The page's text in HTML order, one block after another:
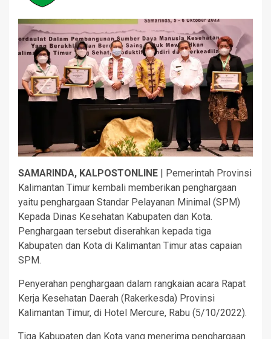
SAMARINDA, KALPOSTONLINE | Pemerintah Provinsi
Kalimantan Timur kembali memberikan penghargaan
yaitu penghargaan Standar Pelayanan Minimal (SPM)
Kepada Dinas Kesehatan Kabupaten dan Kota.
Penghargaan tersebut diserahkan kepada tiga
Kabupaten dan Kota di Kalimantan Timur atas capaian
SPM.
Penyerahan penghargaan dalam rangkaian acara Rapat
Kerja Kesehatan Daerah (Rakerkesda) Provinsi
Kalimantan Timur, di Hotel Mercure, Rabu (5/10/2022).
Tiga Kabupaten dan Kota yang menerima penghargaan